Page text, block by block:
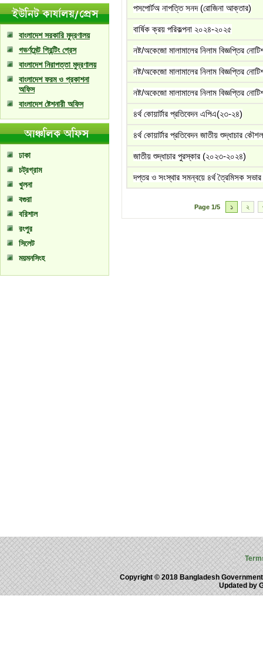
বাংলাদেশ সরকারি মুদ্রণালয়
গভর্ণমেন্ট প্রিন্টিং প্রেস
বাংলাদেশ নিরাপত্তা মুদ্রণালয়
বাংলাদেশ ফরম ও প্রকাশনা
অফিস
বাংলাদেশ ষ্টেশনারী অফিস
ঢাকা
চট্রগ্রাম
খুলনা
বগুরা
বরিশাল
রংপুর
সিলেট
ময়মনসিংহ
পসপোর্টঅ নাপত্তি সনদ (রোজিনা আক্তার)
বার্ষিক ক্রয় পরিকল্পনা ২০২৪-২০২৫
নষ্ট/অকেজো মালামালের নিলাম বিজ্ঞপ্তির
নষ্ট/অকেজো মালামালের নিলাম বিজ্ঞপ্তির
নষ্ট/অকেজো মালামালের নিলাম বিজ্ঞপ্তির
৪র্থ কোয়ার্টার প্রতিবেদন এপিএ(২৩-২৪)
৪র্থ কোয়ার্টার প্রতিবেদন জাতীয় শুদ্ধাচার
জাতীয় শুদ্ধাচার পুরস্কার (২০২৩-২০২৪)
দপ্তর ও সংস্থার সমন্বয়ে ৪র্থ ত্রৈমিসক
Page 1/5 ১ ২
Copyright © 2018 Bangladesh
Updated by